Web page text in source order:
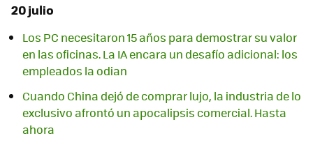
20 julio
Los PC necesitaron 15 años para demostrar su valor
en las oficinas. La IA encara un desafío adicional: los
empleados la odian
Cuando China dejó de comprar lujo, la industria de lo
exclusivo afrontó un apocalipsis comercial. Hasta
ahora